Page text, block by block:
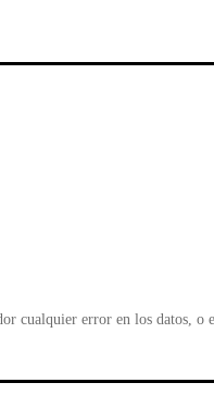
cualquier error en los datos, o